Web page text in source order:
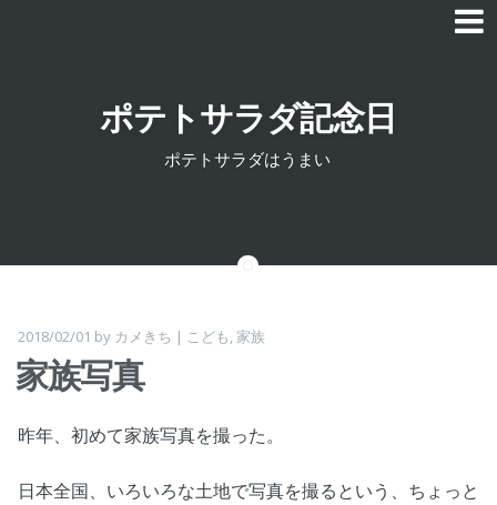
ポテトサラダ記念日
ポテトサラダはうまい
2018/02/01 by カメきち | こども,家族
家族写真
昨年、初めて家族写真を撮った。
日本全国、いろいろな土地で写真を撮るという、ちょっと